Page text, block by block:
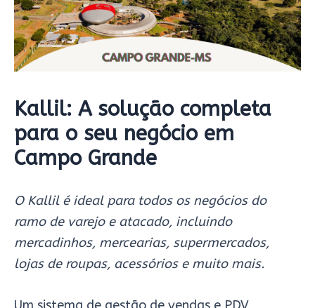
Kallil: A solução completa
para o seu negócio em
Campo Grande
O Kallil é ideal para todos os negócios do
ramo de varejo e atacado, incluindo
mercadinhos, mercearias, supermercados,
lojas de roupas, acessórios e muito mais.